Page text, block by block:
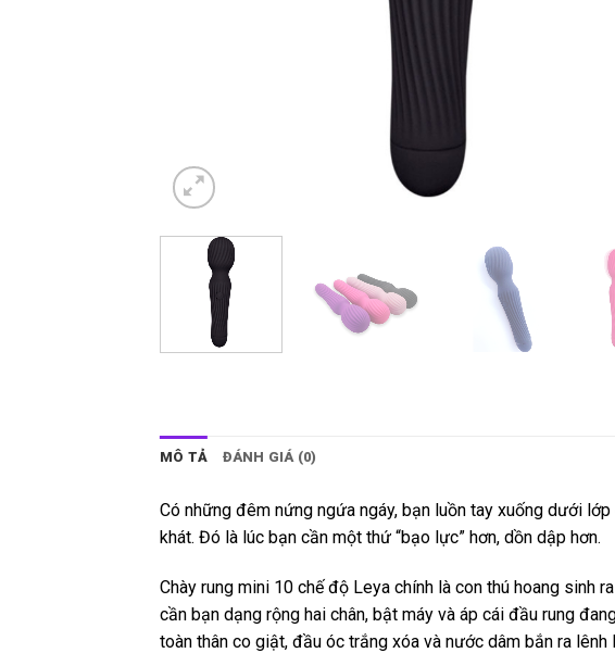
MÔ TẢ ĐÁNH GIÁ (0)
Có những đêm nứng ngứa ngáy, bạn luồn tay xuống dưới
khát. Đó là lúc bạn cần một thứ “bạo lực” hơn, dồn dập hơn.
Chày rung mini 10 chế độ Leya chính là con thú hoang sinh
cần bạn dạng rộng hai chân, bật máy và áp cái đầu rung
toàn thân co giật, đầu óc trắng xóa và nước dâm bắn ra